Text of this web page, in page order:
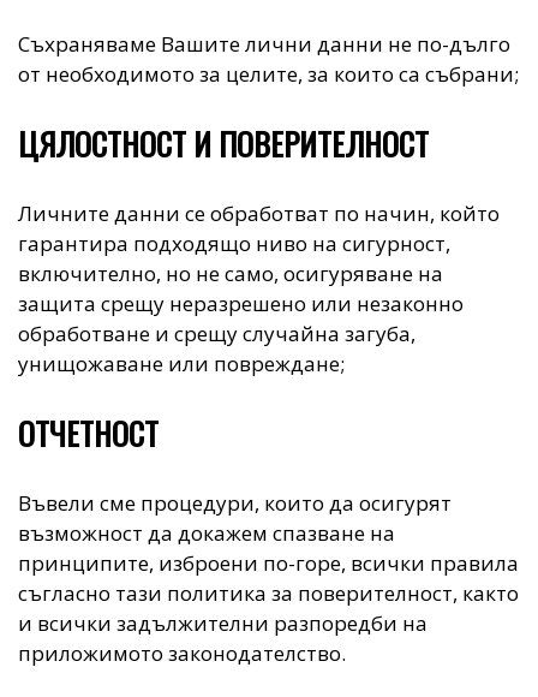
Съхраняваме Вашите лични данни не по-дълго
от необходимото за целите, за които са събрани;
ЦЯЛОСТНОСТ И ПОВЕРИТЕЛНОСТ
Личните данни се обработват по начин, който
гарантира подходящо ниво на сигурност,
включително, но не само, осигуряване на
защита срещу неразрешено или незаконно
обработване и срещу случайна загуба,
унищожаване или повреждане;
ОТЧЕТНОСТ
Въвели сме процедури, които да осигурят
възможност да докажем спазване на
принципите, изброени по-горе, всички правила
съгласно тази политика за поверителност, както
и всички задължителни разпоредби на
приложимото законодателство.